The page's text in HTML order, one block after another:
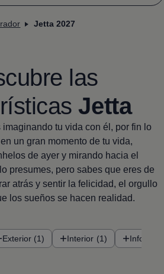
Jetta 2027
las
Jetta
imaginando tu vida con él, por fin lo
un gran momento de tu vida,
de ayer y mirando hacia el
presumes, pero sabes que eres de
atrás y sentir la felicidad, el orgullo
los sueños se hacen realidad.
Exterior (1) Interior (1)